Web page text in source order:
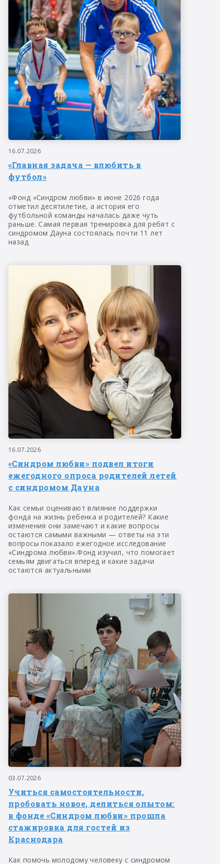
16.07.2026
«Главная задача — влюбить в
футбол»
«Фонд «Синдром любви» в июне 2026 года
отметил десятилетие, а история его
футбольной команды началась даже чуть
раньше. Самая первая тренировка для ребят с
синдромом Дауна состоялась почти 11 лет
назад
16.07.2026
«Синдром любви» подвел итоги
ежегодного опроса родителей летей
с синдромом Дауна
Как семьи оценивают влияние поддержки
фонда на жизнь ребенка и родителей? Какие
изменения они замечают и какие вопросы
остаются самыми важными — ответы на эти
вопросы показало ежегодное исследование
«Синдрома любви».Фонд изучил, что помогает
семьям двигаться вперед и какие задачи
остаются актуальными
03.07.2026
Учиться самостоятельности,
пробовать новое, делиться опытом:
в фонде «Синдром любви» прошла
стажировка для гостей из
Краснодара
Как помочь молодому человеку с синдромом